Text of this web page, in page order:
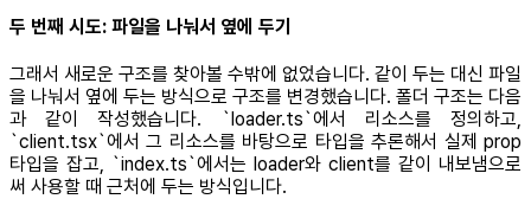
두 번째 시도: 파일을 나눠서 옆에 두기
그래서 새로운 구조를 찾아볼 수밖에 없었습니다. 같이 두는 대신 파일
을 나눠서 옆에 두는 방식으로 구조를 변경했습니다. 폴더 구조는 다음
과 같이 작성했습니다. `loader.ts`에서 리소스를 정의하고,
`client.tsx`에서 그 리소스를 바탕으로 타입을 추론해서 실제 prop
타입을 잡고, `index.ts`에서는 loader와 client를 같이 내보냄으로
써 사용할 때 근처에 두는 방식입니다.